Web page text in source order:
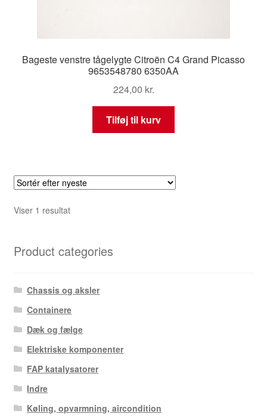
Bageste venstre tågelygte Citroën C4 Grand Picasso
9653548780 6350AA
224,00 kr.
Tilføj til kurv
Viser 1 resultat
Product categories
Chassis og aksler
Containere
Dæk og fælge
Elektriske komponenter
FAP katalysatorer
Indre
Køling, opvarmning, aircondition